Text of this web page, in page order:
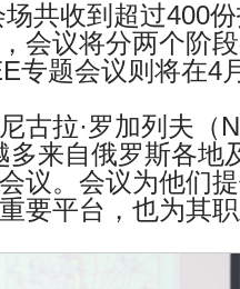
共收到超过400
会议将分两个阶
专题会议则将在4
古拉·罗加列夫（
多来自俄罗斯各地
议。会议为他们
要平台，也为其